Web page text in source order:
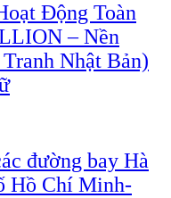
Động Toàn
– Nền
Nhật Bản)
đường bay Hà
Hồ Chí Minh-